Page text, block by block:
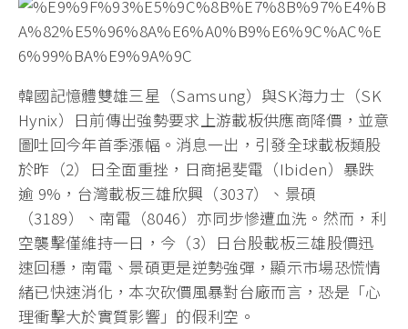
韓國記憶體雙雄三星（Samsung）與SK海力士（SK
Hynix）日前傳出強勢要求上游載板供應商降價，並意
圖吐回今年首季漲幅。消息一出，引發全球載板類股
於昨（2）日全面重挫，日商挹斐電（Ibiden）暴跌
逾 9%，台灣載板三雄欣興（3037）、景碩
（3189）、南電（8046）亦同步慘遭血洗。然而，利
空襲擊僅維持一日，今（3）日台股載板三雄股價迅
速回穩，南電、景碩更是逆勢強彈，顯示市場恐慌情
緒已快速消化，本次砍價風暴對台廠而言，恐是「心
理衝擊大於實質影響」的假利空。